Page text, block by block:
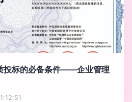
投标的必备条件——企业管理